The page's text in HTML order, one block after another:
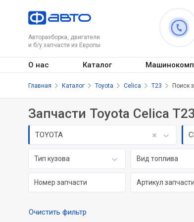
Авторазборка, двигатели
и б/у запчасти из Европы
О нас Каталог
Главная Каталог Toyota Celica T23 Поиск
Запчасти Toyota Celica
TOYOTA
Тип кузова Вид топлива
Очистить фильтр